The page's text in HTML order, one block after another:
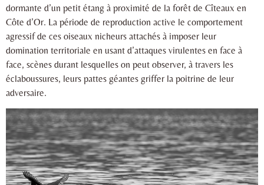
dormante d’un petit étang à proximité de la forêt de Cîteaux en
Côte d’Or. La période de reproduction active le comportement
agressif de ces oiseaux nicheurs attachés à imposer leur
domination territoriale en usant d’attaques virulentes en face à
face, scènes durant lesquelles on peut observer, à travers les
éclaboussures, leurs pattes géantes griffer la poitrine de leur
adversaire.